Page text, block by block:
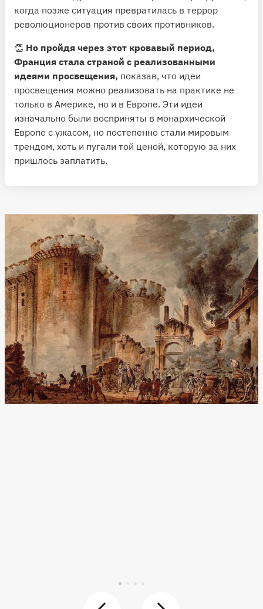
когда позже ситуация превратилась в террор
революционеров против своих противников.
👏 Но пройдя через этот кровавый период,
Франция стала страной с реализованными
идеями просвещения, показав, что идеи
просвещения можно реализовать на практике не
только в Америке, но и в Европе. Эти идеи
изначально были восприняты в монархической
Европе с ужасом, но постепенно стали мировым
трендом, хоть и пугали той ценой, которую за них
пришлось заплатить.